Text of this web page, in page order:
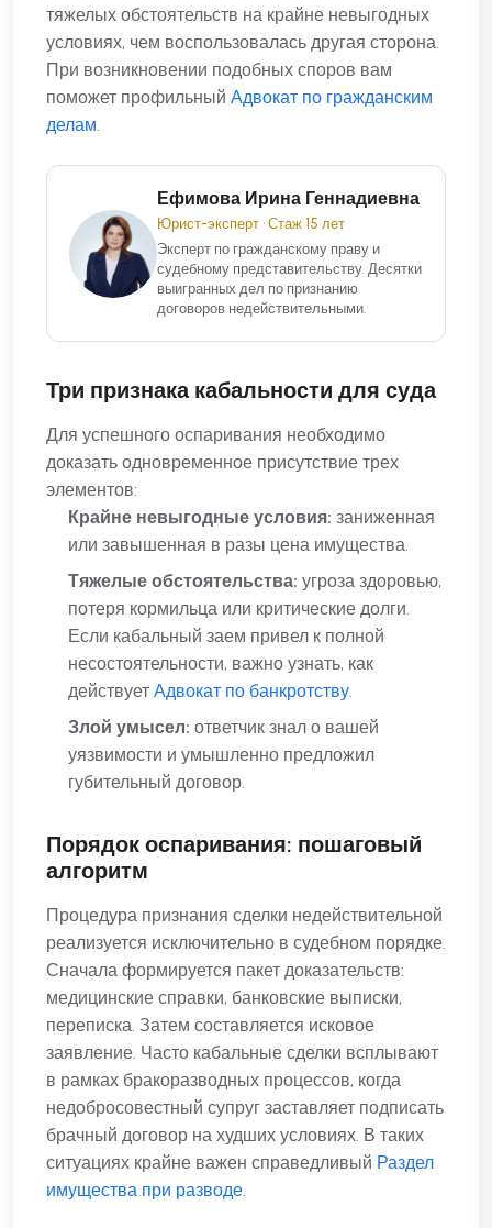
тяжелых обстоятельств на крайне невыгодных
условиях, чем воспользовалась другая сторона.
При возникновении подобных споров вам
поможет профильный Адвокат по гражданским
делам.
Ефимова Ирина Геннадиевна
Юрист-эксперт • Стаж 15 лет
Эксперт по гражданскому праву и
судебному представительству. Десятки
выигранных дел по признанию
договоров недействительными.
Три признака кабальности для суда
Для успешного оспаривания необходимо
доказать одновременное присутствие трех
элементов:
Крайне невыгодные условия: заниженная
или завышенная в разы цена имущества.
Тяжелые обстоятельства: угроза здоровью,
потеря кормильца или критические долги.
Если кабальный заем привел к полной
несостоятельности, важно узнать, как
действует Адвокат по банкротству.
Злой умысел: ответчик знал о вашей
уязвимости и умышленно предложил
губительный договор.
Порядок оспаривания: пошаговый
алгоритм
Процедура признания сделки недействительной
реализуется исключительно в судебном порядке.
Сначала формируется пакет доказательств:
медицинские справки, банковские выписки,
переписка. Затем составляется исковое
заявление. Часто кабальные сделки всплывают
в рамках бракоразводных процессов, когда
недобросовестный супруг заставляет подписать
брачный договор на худших условиях. В таких
ситуациях крайне важен справедливый Раздел
имущества при разводе.